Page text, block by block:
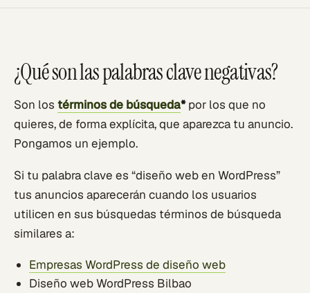
¿Qué son las palabras clave negativas?
Son los términos de búsqueda*por los que no
quieres, de forma explícita, que aparezca tu anuncio.
Pongamos un ejemplo.
Si tu palabra clave es “diseño web en WordPress”
tus anuncios aparecerán cuando los usuarios
utilicen en sus búsquedas términos de búsqueda
similares a:
Empresas WordPress de diseño web
Diseño web WordPress Bilbao